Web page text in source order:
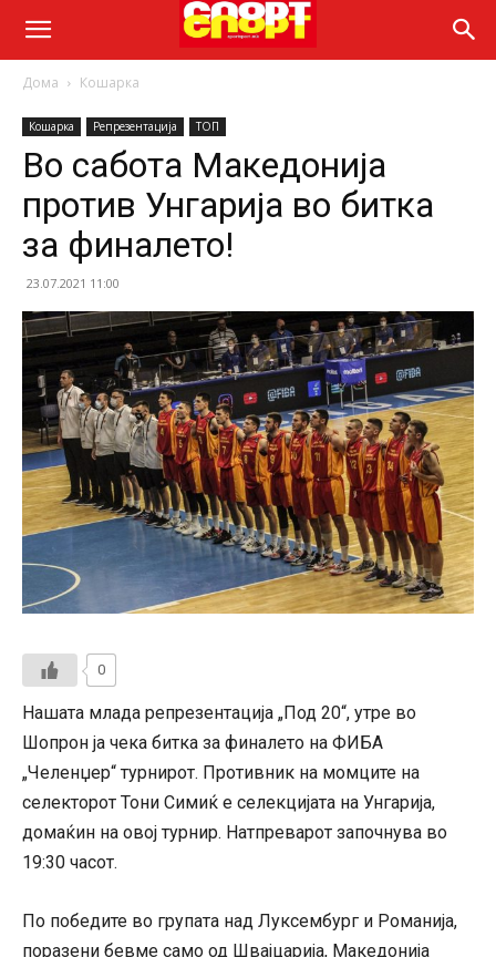
Дома Кошарка
Кошарка Репрезентација ТОП
Во сабота Македонија
против Унгарија во битка
за финалето!
23.07.2021 11:00
0
Нашата млада репрезентација „Под 20“, утре во
Шопрон ја чека битка за финалето на ФИБА
„Челенџер“ турнирот. Противник на момците на
селекторот Тони Симиќ е селекцијата на Унгарија,
домаќин на овој турнир. Натпреварот започнува во
19:30 часот.
По победите во групата над Луксембург и Романија,
поразени бевме само од Швајцарија, Македонија